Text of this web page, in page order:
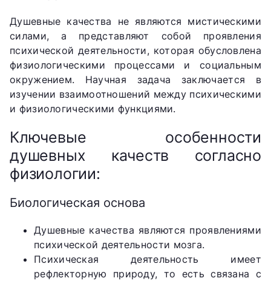
Душевные качества не являются мистическими
силами, а представляют собой проявления
психической деятельности, которая обусловлена
физиологическими процессами и социальным
окружением. Научная задача заключается в
изучении взаимоотношений между психическими
и физиологическими функциями.
Ключевые особенности
душевных качеств согласно
физиологии:
Биологическая основа
Душевные качества являются проявлениями
психической деятельности мозга.
Психическая деятельность имеет
рефлекторную природу, то есть связана с